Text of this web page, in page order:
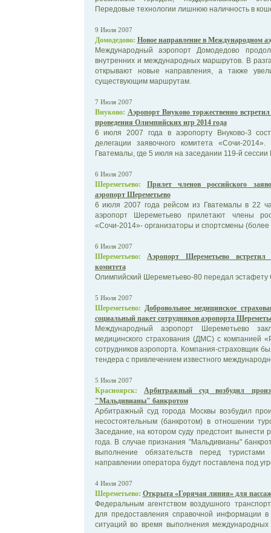
Передовые технологии лишнюю наличность в
9 Июля 2007
Домодедово: Новое направление в Международном
Международный аэропорт Домодедово
внутренних и международных маршрутов. В
открывают новые направления, а также
существующим маршрутам.
7 Июля 2007
Внуково: Аэропорт Внуково торжественно
проведения Олимпийских игр 2014 года
6 июля 2007 года в аэропорту Внуково-3
делегации заявочного комитета «Сочи-
Гватемалы, где 5 июля на заседании 119-й
6 Июля 2007
Шереметьево:
Прилет членов российского
аэропорт Шереметьево
6 июля 2007 года рейсом из Гватемалы в 22
аэропорт Шереметьево прилетают члены
«Сочи-2014»- организаторы и спортсмены (более
6 Июля 2007
Шереметьево:
Аэропорт Шереметьево встретил
комитета
Олимпийский Шереметьево-80 передал эстафету
5 Июля 2007
Шереметьево: Добровольное медицинское
социальный пакет сотрудников аэропорта
Международный аэропорт Шереметьево
медицинского страхования (ДМС) с компанией
сотрудников аэропорта. Компания-страховщик
тендера с привлечением известного
5 Июля 2007
Красноярск:
Арбитражный суд возбудил
"Мальдивианы" банкротом
Арбитражный суд города Москвы возбудил
несостоятельным (банкротом) в отношении
Заседание, на котором суду предстоит
года. В случае признания "Мальдивианы"
выполнение обязательств перед
направлении оператора будут поставлена под
4 Июля 2007
Шереметьево: Открыта «Горячая линия» для
Федеральным агентством воздушного
для предоставления справочной информации
ситуаций во время выполнения международных